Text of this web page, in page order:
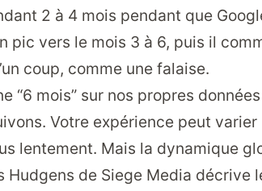
2 à 4 mois pendant que
pic vers le mois 3 à 6, puis il
coup, comme une falaise.
“6 mois” sur nos propres
Votre expérience peut
lentement. Mais la dynamique
Hudgens de Siege Media décrive